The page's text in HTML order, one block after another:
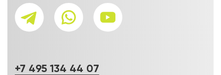
+7 495 134 44 07